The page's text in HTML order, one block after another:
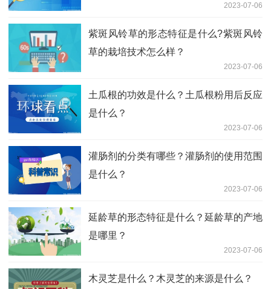
2023-07-06
紫斑风铃草的形态特征是什么?紫斑风铃
草的栽培技术怎么样？
2023-07-06
土瓜根的功效是什么？土瓜根粉用后反应
是什么？
2023-07-06
灌肠剂的分类有哪些？灌肠剂的使用范围
是什么？
2023-07-06
延龄草的形态特征是什么？延龄草的产地
是哪里？
2023-07-06
木灵芝是什么？木灵芝的来源是什么？